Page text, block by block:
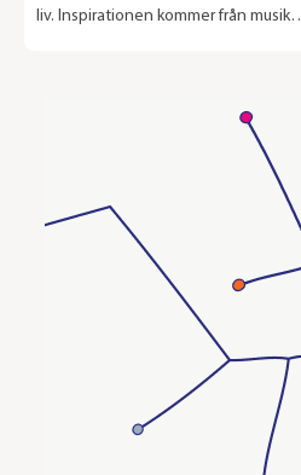
liv. Inspirationen kommer från musik
Schüler är en rockfotograf och är nu
aktuell med ett fotoreportage med
sommaren 2017. Utställningen pågår
13/6 - 31/7 2017